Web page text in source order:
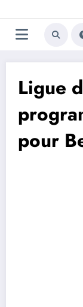
au
contenu
Ligue
pour